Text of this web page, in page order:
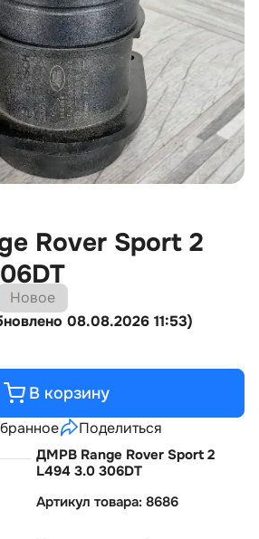
Rover Sport 2
Новое
08.08.2026 11:53)
В корзину
Поделиться
ДМРВ Range Rover Sport 2
L494 3.0 306DT
Артикул товара: 8686